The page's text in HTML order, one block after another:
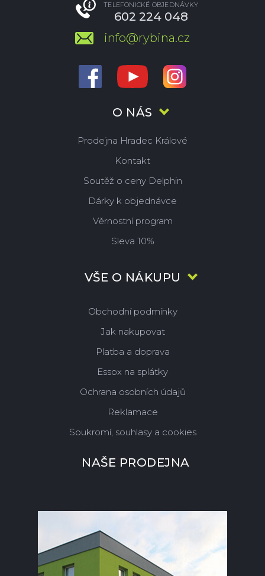
O NÁS
Prodejna Hradec Králové
Kontakt
Soutěž o ceny Delphin
Dárky k objednávce
Věrnostní program
Sleva 10%
VŠE O NÁKUPU
Obchodní podmínky
Jak nakupovat
Platba a doprava
Essox na splátky
Ochrana osobních údajů
Reklamace
Soukromí, souhlasy a cookies
TELEFONICKÉ OBJEDNÁVKY
602 224 048
info@rybina.cz
NAŠE PRODEJNA